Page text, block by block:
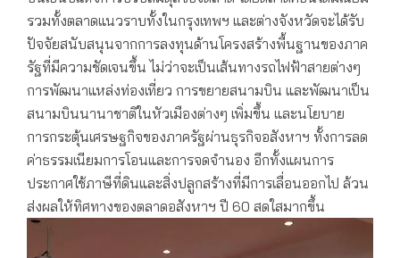
รวมทั้งตลาดแนวราบทั้งในกรุงเทพฯ และต่างจังหวัดจะได้รับ
ปัจจัยสนับสนุนจากการลงทุนด้านโครงสร้างพื้นฐานของภาค
รัฐที่มีความชัดเจนขึ้น ไม่ว่าจะเป็นเส้นทางรถไฟฟ้าสายต่างๆ
การพัฒนาแหล่งท่องเที่ยว การขยายสนามบิน และพัฒนาเป็น
สนามบินนานาชาติในหัวเมืองต่างๆ เพิ่มขึ้น และนโยบาย
การกระตุ้นเศรษฐกิจของภาครัฐผ่านธุรกิจอสังหาฯ ทั้งการลด
ค่าธรรมเนียมการโอนและการจดจำนอง อีกทั้งแผนการ
ประกาศใช้ภาษีที่ดินและสิ่งปลูกสร้างที่มีการเลื่อนออกไป ล้วน
ส่งผลให้ทิศทางของตลาดอสังหาฯ ปี 60 สดใสมากขึ้น